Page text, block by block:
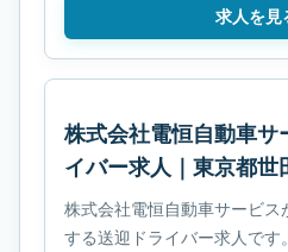
求人を見
株式会社電恒自動車サ
イバー求人｜東京都世
株式会社電恒自動車サービ
する送迎ドライバー求人で